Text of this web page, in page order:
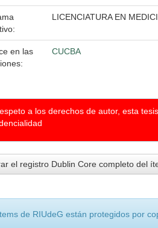
LICENCIATURA EN
en las
CUCBA
a los derechos de autor, esta
el registro Dublin Core completo del
de RIUdeG están protegidos por